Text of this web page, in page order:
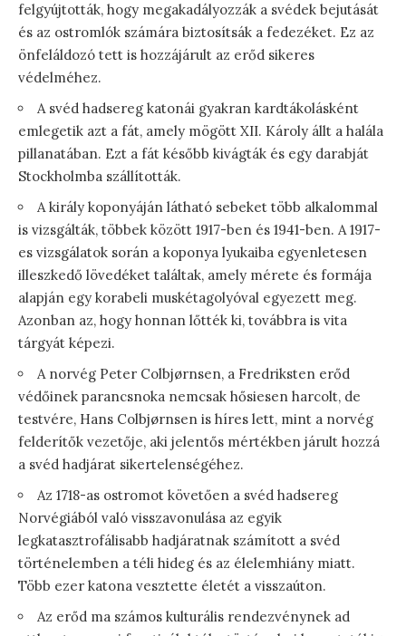
felgyújtották, hogy megakadályozzák a svédek bejutását
és az ostromlók számára biztosítsák a fedezéket. Ez az
önfeláldozó tett is hozzájárult az erőd sikeres
védelméhez.
A svéd hadsereg katonái gyakran kardtákolásként
emlegetik azt a fát, amely mögött XII. Károly állt a halála
pillanatában. Ezt a fát később kivágták és egy darabját
Stockholmba szállították.
A király koponyáján látható sebeket több alkalommal
is vizsgálták, többek között 1917-ben és 1941-ben. A 1917-
es vizsgálatok során a koponya lyukaiba egyenletesen
illeszkedő lövedéket találtak, amely mérete és formája
alapján egy korabeli muskétagolyóval egyezett meg.
Azonban az, hogy honnan lőtték ki, továbbra is vita
tárgyát képezi.
A norvég Peter Colbjørnsen, a Fredriksten erőd
védőinek parancsnoka nemcsak hősiesen harcolt, de
testvére, Hans Colbjørnsen is híres lett, mint a norvég
felderítők vezetője, aki jelentős mértékben járult hozzá
a svéd hadjárat sikertelenségéhez.
Az 1718-as ostromot követően a svéd hadsereg
Norvégiából való visszavonulása az egyik
legkatasztrofálisabb hadjáratnak számított a svéd
történelemben a téli hideg és az élelemhiány miatt.
Több ezer katona vesztette életét a visszaúton.
Az erőd ma számos kulturális rendezvénynek ad